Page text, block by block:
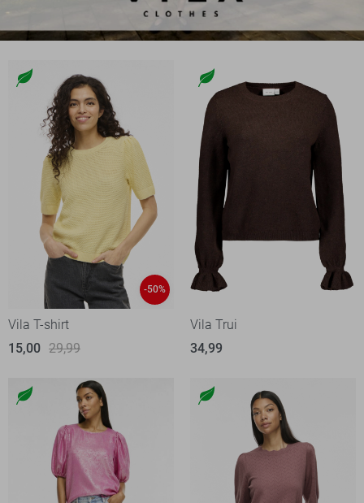
-50%
Vila T-shirt
15,00 29,99
Vila Trui
34,99